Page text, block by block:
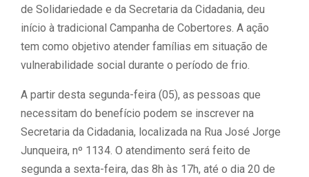
de Solidariedade e da Secretaria da Cidadania, deu
início à tradicional Campanha de Cobertores. A ação
tem como objetivo atender famílias em situação de
vulnerabilidade social durante o período de frio.
A partir desta segunda-feira (05), as pessoas que
necessitam do benefício podem se inscrever na
Secretaria da Cidadania, localizada na Rua José Jorge
Junqueira, nº 1134. O atendimento será feito de
segunda a sexta-feira, das 8h às 17h, até o dia 20 de